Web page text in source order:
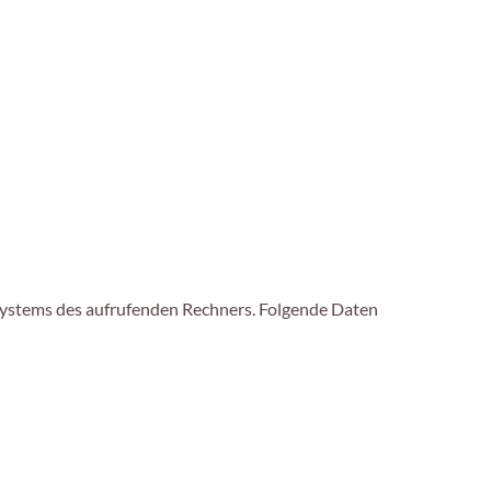
des aufrufenden Rechners. Folgende Daten